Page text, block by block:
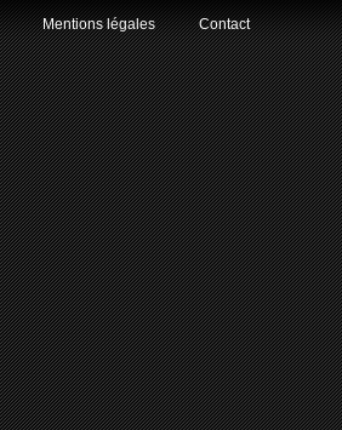
Mentions légales Contact